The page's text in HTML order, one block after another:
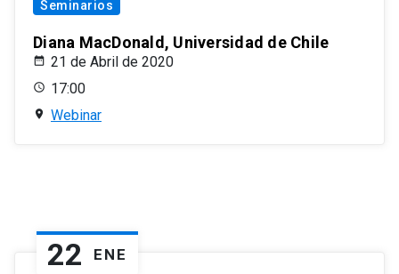
Seminarios
Diana MacDonald, Universidad de Chile
21 de Abril de 2020
17:00
Webinar
22 ENE